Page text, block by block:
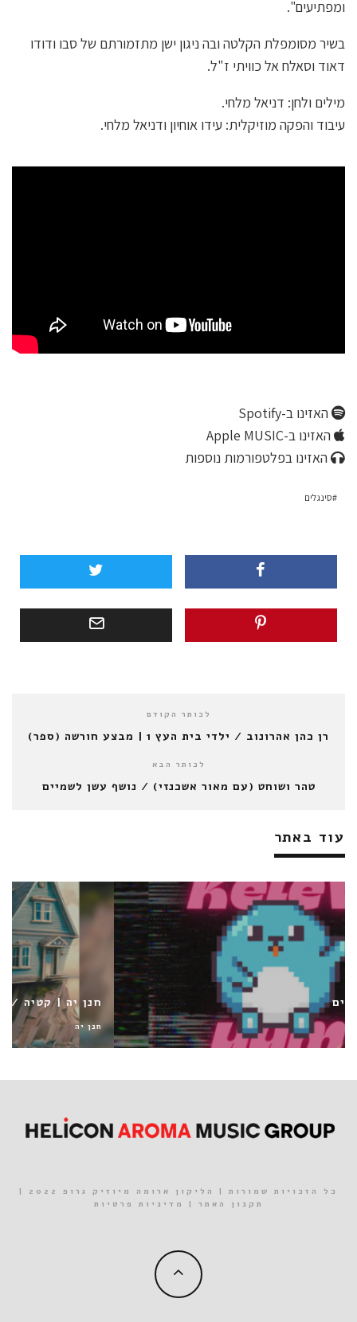
ומפתיעים".
בשיר מסומפלת הקלטה ובה ניגון ישן מתזמורתם של סבו ודודו
דאוד וסאלח אל כוויתי ז"ל.
מילים ולחן: דניאל מלחי.
עיבוד והפקה מוזיקלית: עידו אוחיון ודניאל מלחי.
האזינו ב-Spotify
האזינו ב-Apple MUSIC
האזינו בפלטפורמות נוספות
סינגלים
לכותר הקודם
רן כהן אהרונוב / ילדי בית העץ 1 | מבצע חורשה (ספר)
לכותר הבא
טהר ושוחט (עם מאור אשכנזי) / נושף עשן לשמיים
עוד באתר
חנן יה | קטיה / אתה לא שביר
חנן יה
כל הזכויות שמורות | הליקון ארומה מיוזיק גרופ 2022 |
תקנון האתר | מדיניות פרטיות